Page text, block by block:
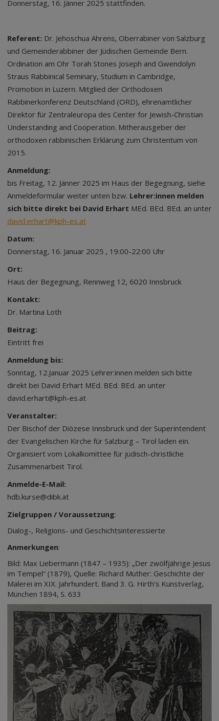
Donnerstag, 16. Jänner 2025 stattfinden.
Referent: Dr. Jehoschua Ahrens, Oberrabiner von Salzburg
und Gemeinderabbiner der Jüdischen Gemeinde Bern.
Ordination am Ohr Torah Stones Joseph and Gwendolyn
Straus Rabbinical Seminary, Studium in Cambridge,
Promotion in Luzern. Mitglied der Orthodoxen
Rabbinerkonferenz Deutschland (ORD), ehrenamtlicher
Direktor für Zentraleuropa des Center for Jewish-Christian
Understanding and Cooperation. Mitherausgeber der
orthodoxen rabbinischen Erklärung zum Christentum von
2015.
Anmeldung:
bis Freitag, 12. Jänner 2025 im Haus der Begegnung, siehe
Anmeldeformular weiter unten bzw. Lehrer:innen melden
sich bitte direkt bei David Erhart MEd. BEd. BEd. an unter
david.erhart@kph-es.at
Datum:
Donnerstag, 16. Januar 2025 , 19:00-22:00 Uhr
Ort:
Haus der Begegnung, Rennweg 12, 6020 Innsbruck
Kontakt:
Dr. Martina Loth
Beitrag:
Eintritt frei
Anmeldung bis:
Sonntag, 12.Januar 2025 Lehrer:innen melden sich bitte
direkt bei David Erhart MEd. BEd. BEd. an unter
david.erhart@kph-es.at
Veranstalter:
Der Bischof der Diözese Innsbruck und der Superintendent
der Evangelischen Kirche für Salzburg – Tirol laden ein.
Organisiert vom Lokalkomittee für jüdisch-christliche
Zusammenarbeit Tirol.
Anmelde-E-Mail:
hdb.kurse@dibk.at
Zielgruppen / Voraussetzung:
Dialog-, Religions- und Geschichtsinteressierte
Anmerkungen:
Bild: Max Liebermann (1847 – 1935): „Der zwölfjährige Jesus
im Tempel“ (1879), Quelle: Richard Muther: Geschichte der
Malerei im XIX. Jahrhundert. Band 3. G. Hirth’s Kunstverlag,
München 1894, S. 633